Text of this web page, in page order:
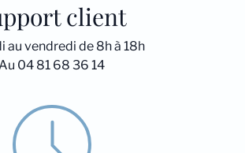
client
au vendredi de 8h à 18h
04 81 68 36 14